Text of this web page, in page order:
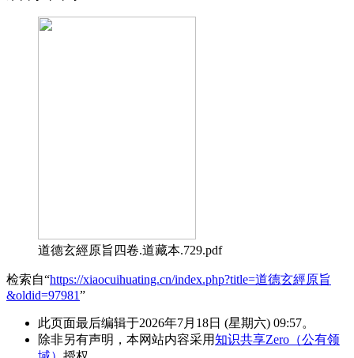
道德玄經原旨四卷.道藏本.729.pdf
检索自“https://xiaocuihuating.cn/index.php?title=道德玄經原旨
&oldid=97981”
此页面最后编辑于2026年7月18日 (星期六) 09:57。
除非另有声明，本网站内容采用知识共享Zero（公有领